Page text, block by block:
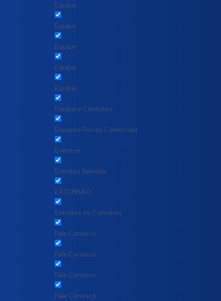
Equipe
Equipe
Equipe
Equipe
Equipe
Equipe e Contatos
Espaços Físicos Comerciais
Eventos
Eventos Servidor
EXTENSÃO
Extratos de Convênio
Fale Conosco
Fale Conosco
Fale Conosco
Fale Conosco